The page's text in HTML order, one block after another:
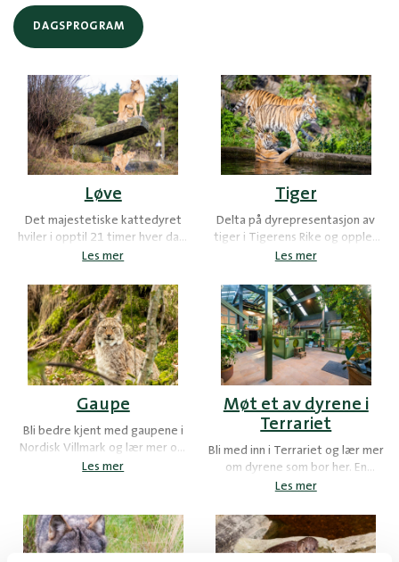
DAGSPROGRAM
Løve
Det majestetiske kattedyret
hviler i opptil 21 timer hver dag,
men når løvene først våkner og
store byttedyr.
Les mer
Tiger
Delta på dyrepresentasjon av
tiger i Tigerens Rike og opplev
verdens største kattedyr,
Les mer
Gaupe
Bli bedre kjent med gaupene i
Nordisk Villmark og lær mer om
det eneste ville kattedyret i
Les mer
Møt et av dyrene i
Terrariet
Bli med inn i Terrariet og lær mer
om dyrene som bor her. En
dyrepasser viser frem et av
blant annet mange fine slanger,
øgler, skilpadder og insekter.
Les mer